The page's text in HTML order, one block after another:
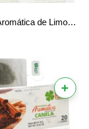
Increíble Aromática de Limonaria Gold Flower – El Mejor Sabor Cítrico y Natural
+